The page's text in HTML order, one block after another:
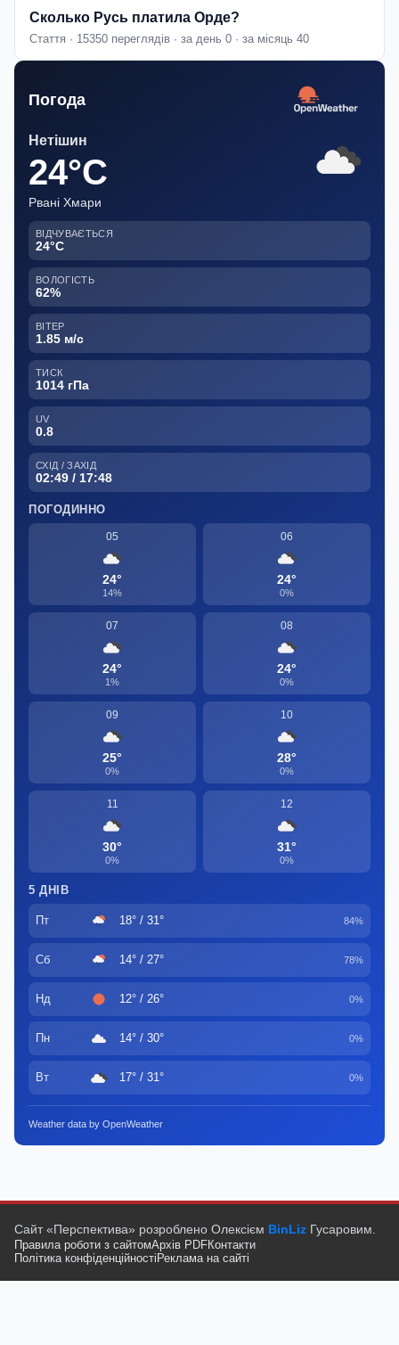
Сколько Русь платила Орде?
Стаття · 15350 переглядів · за день 0 · за місяць 40
Погода
Нетішин
24°C
Рвані Хмари
ВІДЧУВАЄТЬСЯ
24°C
ВОЛОГІСТЬ
62%
ВІТЕР
1.85 м/с
ТИСК
1014 гПа
UV
0.8
СХІД / ЗАХІД
02:49 / 17:48
ПОГОДИННО
05
24°
14%
06
24°
0%
07
24°
1%
08
24°
0%
09
25°
0%
10
28°
0%
11
30°
0%
12
31°
0%
5 ДНІВ
Пт 18° / 31° 84%
Сб 14° / 27° 78%
Нд 12° / 26° 0%
Пн 14° / 30° 0%
Вт 17° / 31° 0%
Weather data by OpenWeather
Сайт «Перспектива» розроблено Олексієм BinLiz Гусаровим.
Правила роботи з сайтомАрхів PDFКонтакти
Політика конфіденційності Реклама на сайті